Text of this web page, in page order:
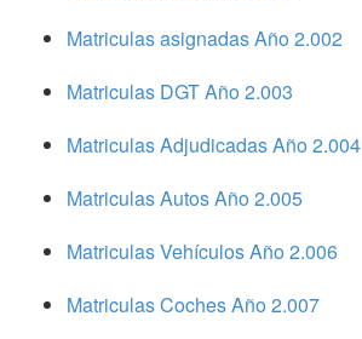
Matriculas asignadas Año 2.002
Matriculas DGT Año 2.003
Matriculas Adjudicadas Año 2.004
Matriculas Autos Año 2.005
Matriculas Vehículos Año 2.006
Matriculas Coches Año 2.007